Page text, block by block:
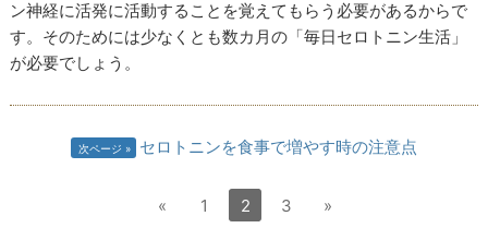
ン神経に活発に活動することを覚えてもらう必要があるからで
す。そのためには少なくとも数カ月の「毎日セロトニン生活」
が必要でしょう。
次ページ セロトニンを食事で増やす時の注意点
« 1 2 3 »